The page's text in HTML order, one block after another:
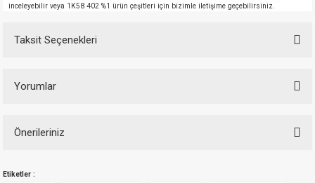
inceleyebilir veya 1K58 402 %1 ürün çeşitleri için bizimle iletişime geçebilirsiniz.
Taksit Seçenekleri
Yorumlar
Önerileriniz
yetersiz gördüğünüz noktaları öneri formunu kullanarak tarafımıza
Etiketler :